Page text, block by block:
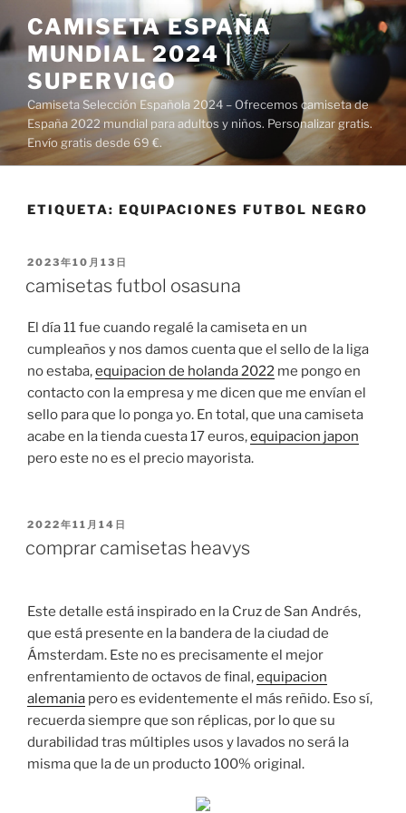
al
contenido
CAMISETA ESPAÑA
MUNDIAL 2024 |
SUPERVIGO
Camiseta Selección Española 2024 – Ofrecemos camiseta de
España 2022 mundial para adultos y niños. Personalizar gratis.
Envío gratis desde 69 €.
ETIQUETA: EQUIPACIONES FUTBOL NEGRO
PUBLICADO
2023年10月13日
camisetas futbol osasuna
El día 11 fue cuando regalé la camiseta en un
cumpleaños y nos damos cuenta que el sello de la liga
no estaba,equipacion de holanda 2022 me pongo en
contacto con la empresa y me dicen que me envían el
sello para que lo ponga yo. En total, que una camiseta
acabe en la tienda cuesta 17 euros,equipacion japon
pero este no es el precio mayorista.
PUBLICADO
2022年11月14日
comprar camisetas heavys
Este detalle está inspirado en la Cruz de San Andrés,
que está presente en la bandera de la ciudad de
Ámsterdam. Este no es precisamente el mejor
enfrentamiento de octavos de final,equipacion
alemania pero es evidentemente el más reñido. Eso sí,
recuerda siempre que son réplicas, por lo que su
durabilidad tras múltiples usos y lavados no será la
misma que la de un producto 100% original.